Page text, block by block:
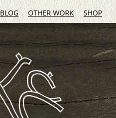
BLOG OTHER WORK SHOP